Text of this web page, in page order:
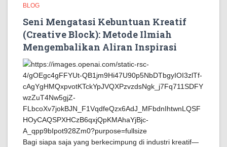
BLOG
Seni Mengatasi Kebuntuan Kreatif
(Creative Block): Metode Ilmiah
Mengembalikan Aliran Inspirasi
Bagi siapa saja yang berkecimpung di industri kreatif—